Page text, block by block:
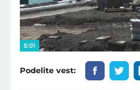
5:01
Podelite vest: